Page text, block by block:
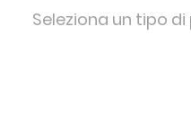
Seleziona un tipo